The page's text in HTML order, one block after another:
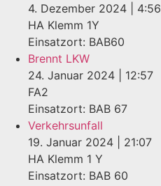
4. Dezember 2024
4:56
HA Klemm 1Y
Einsatzort: BAB60
Brennt LKW
24. Januar 2024
12:57
FA2
Einsatzort: BAB 67
Verkehrsunfall
19. Januar 2024
21:07
HA Klemm 1 Y
Einsatzort: BAB 60